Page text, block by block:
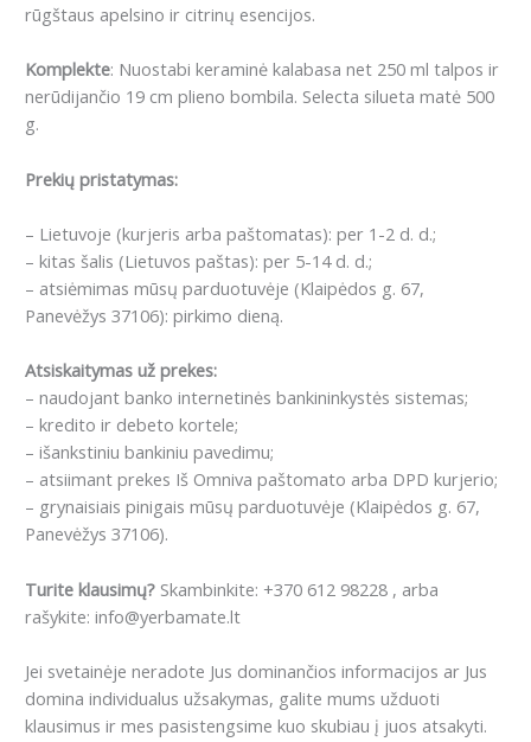
rūgštaus apelsino ir citrinų esencijos.
Komplekte: Nuostabi keraminė kalabasa net 250 ml talpos ir
nerūdijančio 19 cm plieno bombila. Selecta silueta matė 500
g.
Prekių pristatymas:
– Lietuvoje (kurjeris arba paštomatas): per 1-2 d. d.;
– kitas šalis (Lietuvos paštas): per 5-14 d. d.;
– atsiėmimas mūsų parduotuvėje (Klaipėdos g. 67,
Panevėžys 37106): pirkimo dieną.
Atsiskaitymas už prekes:
– naudojant banko internetinės bankininkystės sistemas;
– kredito ir debeto kortele;
– išankstiniu bankiniu pavedimu;
– atsiimant prekes Iš Omniva paštomato arba DPD kurjerio;
– grynaisiais pinigais mūsų parduotuvėje (Klaipėdos g. 67,
Panevėžys 37106).
Turite klausimų? Skambinkite: +370 612 98228 , arba
rašykite: info@yerbamate.lt
Jei svetainėje neradote Jus dominančios informacijos ar Jus
domina individualus užsakymas, galite mums užduoti
klausimus ir mes pasistengsime kuo skubiau į juos atsakyti.